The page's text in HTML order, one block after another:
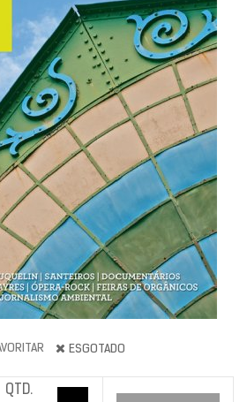
ESGOTADO
QTD.